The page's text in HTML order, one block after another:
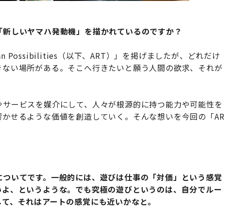
しいヤマハ発動機」を描かれているのですか？
Possibilities（以下、ART）」を掲げましたが、どれだけ
い場所がある。そこへ行きたいと願う人間の欲求、それが
ービスを媒介にして、人々が根源的に持つ能力や可能性を
せるような価値を創造していく。そんな想いを今回の「AR
いてです。一般的には、遊びは仕事の「対価」という感覚
、というような。でも究極の遊びというのは、自分でルー
、それはアートの感覚にも近いかなと。